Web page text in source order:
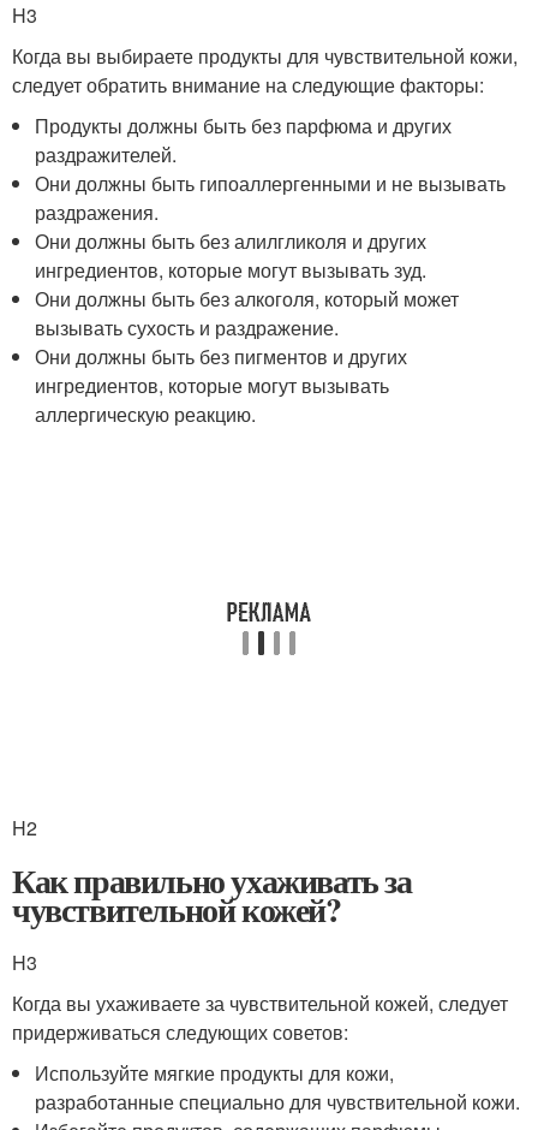
H3
Когда вы выбираете продукты для чувствительной кожи,
следует обратить внимание на следующие факторы:
Продукты должны быть без парфюма и других
раздражителей.
Они должны быть гипоаллергенными и не вызывать
раздражения.
Они должны быть без алилгликоля и других
ингредиентов, которые могут вызывать зуд.
Они должны быть без алкоголя, который может
вызывать сухость и раздражение.
Они должны быть без пигментов и других
ингредиентов, которые могут вызывать
аллергическую реакцию.
H2
Как правильно ухаживать за
чувствительной кожей?
H3
Когда вы ухаживаете за чувствительной кожей, следует
придерживаться следующих советов:
Используйте мягкие продукты для кожи,
разработанные специально для чувствительной кожи.